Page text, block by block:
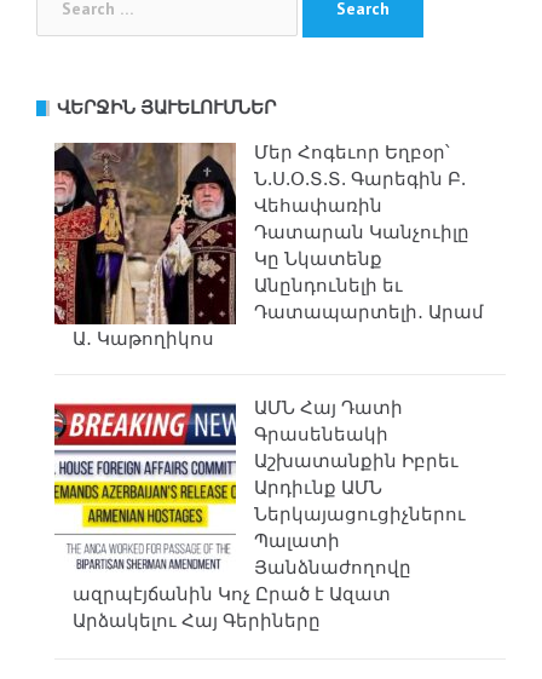
ՎԵՐՋԻՆ ՅԱՒԵԼՈՒՄՆԵՐ
Մեր Հոգեւոր Եղբօր՝
Ն.Ս.Օ.Տ.Տ. Գարեգին Բ.
Վեհափառին
Դատարան Կանչուիլը
Կը Նկատենք
Անընդունելի եւ
Դատապարտելի․ Արամ
Ա․ Կաթողիկոս
ԱՄՆ Հայ Դատի
Գրասենեակի
Աշխատանքին Իբրեւ
Արդիւնք ԱՄՆ
Ներկայացուցիչներու
Պալատի
Յանձնաժողովը
ազրպէյճանին Կոչ Ըրած է Ազատ
Արձակելու Հայ Գերիները